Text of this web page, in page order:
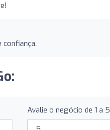
Avalie o negócio de 1 a 5